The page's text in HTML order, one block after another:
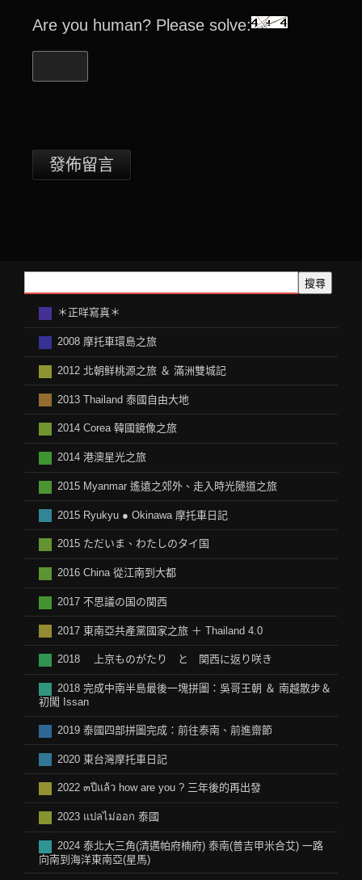
Are you human? Please solve:
搜尋
＊正咩寫真＊
2008 摩托車環島之旅
2012 北朝鲜桃源之旅 ＆ 滿洲雙城記
2013 Thailand 泰國自由大地
2014 Corea 韓國鏡像之旅
2014 港澳星光之旅
2015 Myanmar 遙遠之郊外、走入時光隧道之旅
2015 Ryukyu ● Okinawa 摩托車日記
2015 ただいま、わたしのタイ国
2016 China 從江南到大都
2017 不思議の国の関西
2017 東南亞共產黨國家之旅 ＋ Thailand 4.0
2018 上京ものがたり と 関西に返り咲き
2018 完成中南半島最後一塊拼圖：吳哥王朝 ＆ 南越散步＆
初闖 Issan
2019 泰國四部拼圖完成：前往泰南、前進齋節
2020 東台灣摩托車日記
2022 ๓ปีแล้ว how are you ? 三年後的再出發
2023 แปลไม่ออก 泰國
2024 泰北大三角(清邁帕府楠府) 泰南(普吉甲米合艾) 一路
向南到海洋東南亞(星馬)